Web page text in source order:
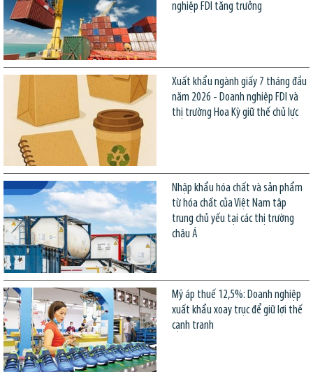
nghiệp FDI tăng trưởng
Xuất khẩu ngành giấy 7 tháng đầu
năm 2026 - Doanh nghiệp FDI và
thị trường Hoa Kỳ giữ thế chủ lực
Nhập khẩu hóa chất và sản phẩm
từ hóa chất của Việt Nam tập
trung chủ yếu tại các thị trường
châu Á
Mỹ áp thuế 12,5%: Doanh nghiệp
xuất khẩu xoay trục để giữ lợi thế
cạnh tranh